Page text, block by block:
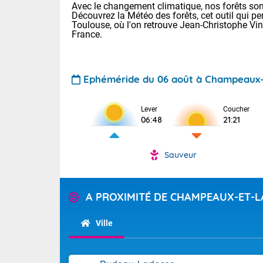
Pour la
Tendance
Avec le changement climatique, nos forêts
Découvrez la Météo des forêts, cet outil qui
Toulouse, où l'on retrouve Jean-Christophe
France.
Ephéméride du 06 août à
Lever
06:48
Coucher
21:21
Sauveur
A PROXIMITÉ DE CHAMPEAUX-ET-
Ville
Voici les
28 Lyon :
: 27 Nancy :
31 Lille : 26
Demain :
Calme,
alors que la